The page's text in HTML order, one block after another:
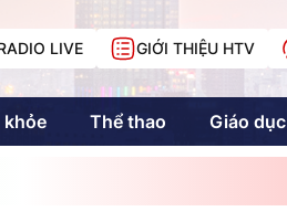
LIVE GIỚI THIỆU HTV
khỏe Thể thao Giáo dục